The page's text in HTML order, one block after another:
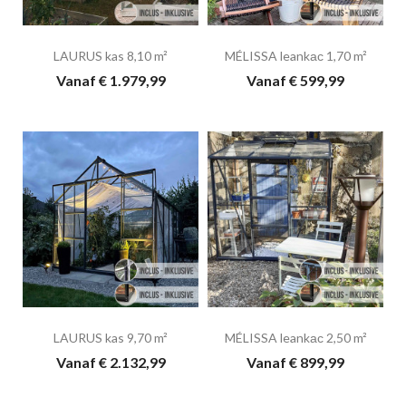
LAURUS kas 8,10 m²
Vanaf € 1.979,99
MÉLISSA leankас 1,70 m²
Vanaf € 599,99
LAURUS kas 9,70 m²
Vanaf € 2.132,99
MÉLISSA leankас 2,50 m²
Vanaf € 899,99